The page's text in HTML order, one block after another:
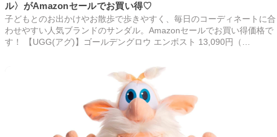
ル〉がAmazonセールでお買い得♡
子どもとのお出かけやお散歩で歩きやすく、毎日のコーディネートに合
わせやすい人気ブランドのサンダル。Amazonセールでお買い得価格で
す！ 【UGG(アグ)】ゴールデングロウ エンボスト 13,090円（…